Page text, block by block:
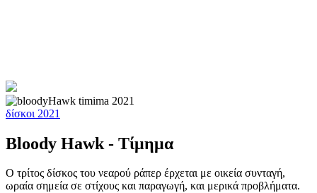
δίσκοι 2021
Bloody Hawk - Τίμημα
Ο τρίτος δίσκος του νεαρού ράπερ έρχεται με οικεία συνταγή,
ωραία σημεία σε στίχους και παραγωγή, και μερικά προβλήματα.